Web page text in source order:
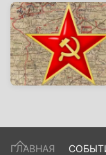
ГЛАВНАЯ